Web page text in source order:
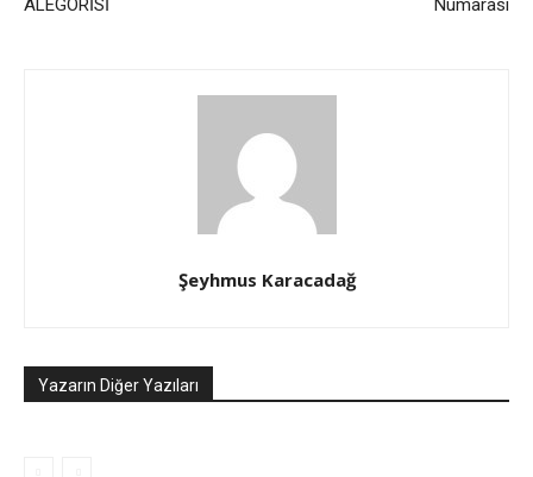
ALEGORİSİ
Numarası
Şeyhmus Karacadağ
Yazarın Diğer Yazıları